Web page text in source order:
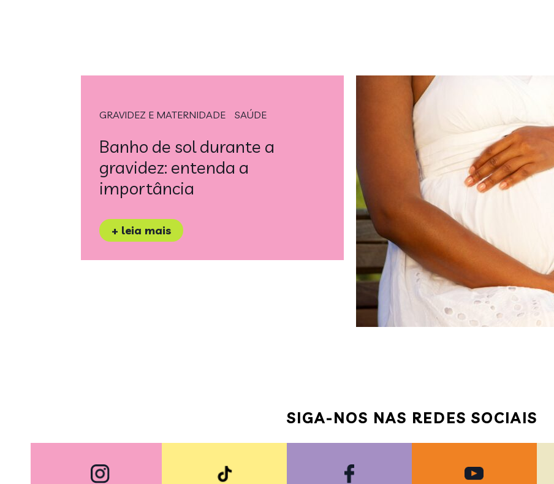
GRAVIDEZ E MATERNIDADE SAÚDE
Banho de sol durante a
gravidez: entenda a
importância
+ leia mais
SIGA-NOS NAS REDES SOCIAIS